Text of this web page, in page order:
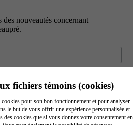
des nouveautés concernant
fichiers témoins (cookies)
cookies pour son bon fonctionnement et pour analyser
le but de vous offrir une expérience personnalisée et
des cookies que si vous donnez votre consentement en